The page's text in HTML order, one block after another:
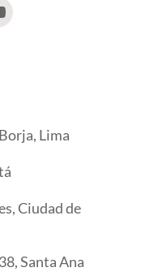
Lima
Ciudad de
Santa Ana